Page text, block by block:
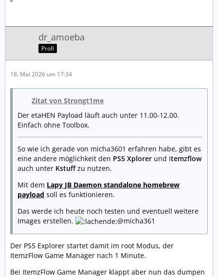
dr_amoeba
Profi
18. Mai 2026 um 17:34
Zitat von Strongt1me
Der etaHEN Payload läuft auch unter 11.00-12.00.
Einfach ohne Toolbox.
So wie ich gerade von micha3601 erfahren habe, gibt es
eine andere möglichkeit den PS5 Xplorer und Itemzflow
auch unter Kstuffzu nutzen.
Mit dem Lapy JB Daemon standalone homebrew
payload soll es funktionieren.
Das werde ich heute noch testen und eventuell weitere
Images erstellen.
@micha361
Der PS5 Explorer startet damit im root Modus, der
ItemzFlow Game Manager nach 1 Minute.
Bei ItemzFlow Game Manager klappt aber nun das dumpen